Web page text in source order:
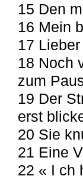
15 Den
16 Mein
17
18 Noch
zum
19 Der
erst
20 Sie
21 Eine
22 « I ch